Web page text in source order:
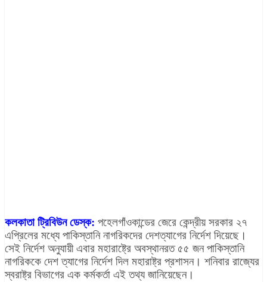
কলকাতা ট্রিবিউন ডেস্ক: পহেলগাঁওকান্ডের জেরে কেন্দ্রীয় সরকার ২৭
এপ্রিলের মধ্যে পাকিস্তানি নাগরিকদের দেশত্যাগের নির্দেশ দিয়েছে।
সেই নির্দেশ অনুযায়ী এবার মহারাষ্ট্রে অবস্থানরত ৫৫ জন পাকিস্তানি
নাগরিককে দেশ ত্যাগের নির্দেশ দিল মহারাষ্ট্র প্রশাসন। শনিবার রাজ্যের
স্বরাষ্ট্র বিভাগের এক কর্মকর্তা এই তথ্য জানিয়েছেন।